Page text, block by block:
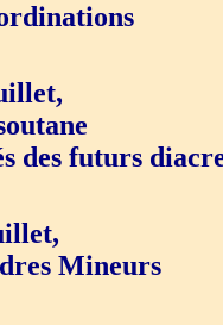
des futurs
Mineurs